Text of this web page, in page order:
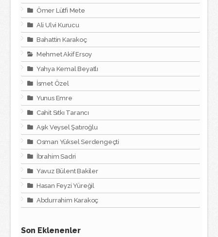
Ömer Lütfi Mete
Ali Ulvi Kurucu
Bahattin Karakoç
Mehmet Akif Ersoy
Yahya Kemal Beyatlı
İsmet Özel
Yunus Emre
Cahit Sıtkı Tarancı
Aşık Veysel Şatıroğlu
Osman Yüksel Serdengeçti
İbrahim Sadri
Yavuz Bülent Bakiler
Hasan Feyzi Yüreğil
Abdurrahim Karakoç
Son Eklenenler